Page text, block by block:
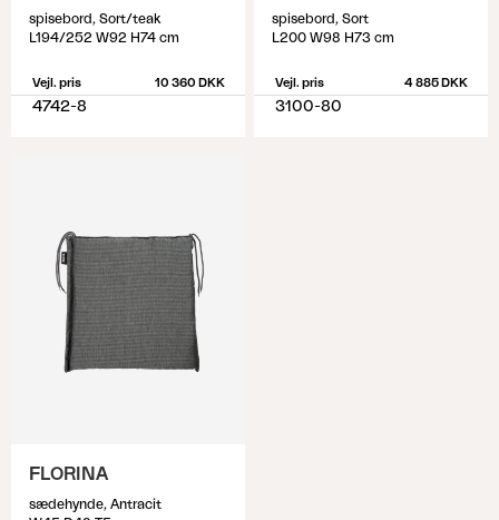
spisebord, Sort/teak
L194/252 W92 H74 cm
Vejl. pris 10 360 DKK
4742-8
spisebord, Sort
L200 W98 H73 cm
Vejl. pris 4 885 DKK
3100-80
FLORINA
sædehynde, Antracit